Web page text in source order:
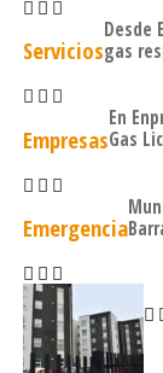
Servicios
Desde
gas
Empresas
En
Gas
Emergencia